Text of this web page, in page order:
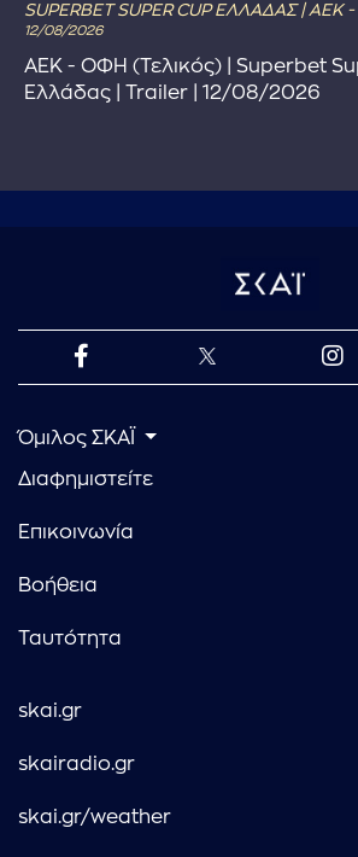
SUPERBET SUPER CUP ΕΛΛΑΔΑΣ |
12/08/2026
ΑΕΚ - ΟΦΗ (Τελικός) | Superbet
Ελλάδας | Trailer | 12/08/2026
Όμιλος ΣΚΑΪ
Διαφημιστείτε
Επικοινωνία
Βοήθεια
Ταυτότητα
skai.gr
skairadio.gr
skai.gr/weather